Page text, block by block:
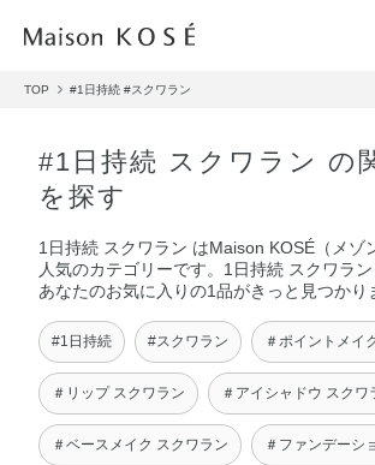
TOP #1日持続 #スクワラン
#1日持続 スクワラン の
を探す
1日持続 スクワラン はMaison KOSÉ（メゾ
人気のカテゴリーです。1日持続 スクワラン
あなたのお気に入りの1品がきっと見つかり
#1日持続 #スクワラン ＃ポイントメイ
＃リップ スクワラン ＃アイシャドウ スクワ
＃ベースメイク スクワラン ＃ファンデーシ